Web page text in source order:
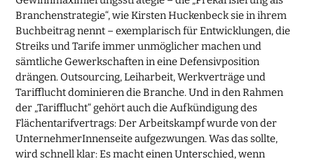
Branchenstrategie“, wie Kirsten Huckenbeck sie in ihrem
Buchbeitrag nennt – exemplarisch für Entwicklungen, die
Streiks und Tarife immer unmöglicher machen und
sämtliche Gewerkschaften in eine Defensivposition
drängen. Outsourcing, Leiharbeit, Werkverträge und
Tarifflucht dominieren die Branche. Und in den Rahmen
der „Tarifflucht“ gehört auch die Aufkündigung des
Flächentarifvertrags: Der Arbeitskampf wurde von der
UnternehmerInnenseite aufgezwungen. Was das sollte,
wird schnell klar: Es macht einen Unterschied, wenn